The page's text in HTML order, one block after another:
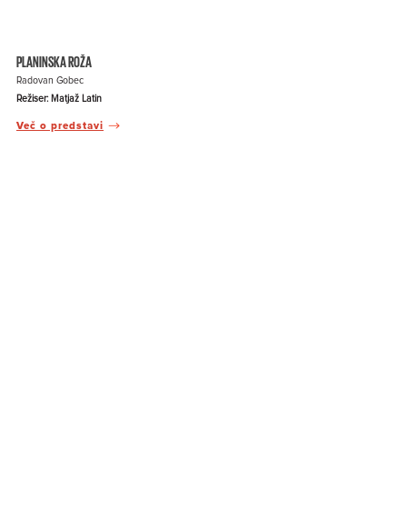
PLANINSKA ROŽA
Radovan Gobec
Režiser: Matjaž Latin
Več o predstavi